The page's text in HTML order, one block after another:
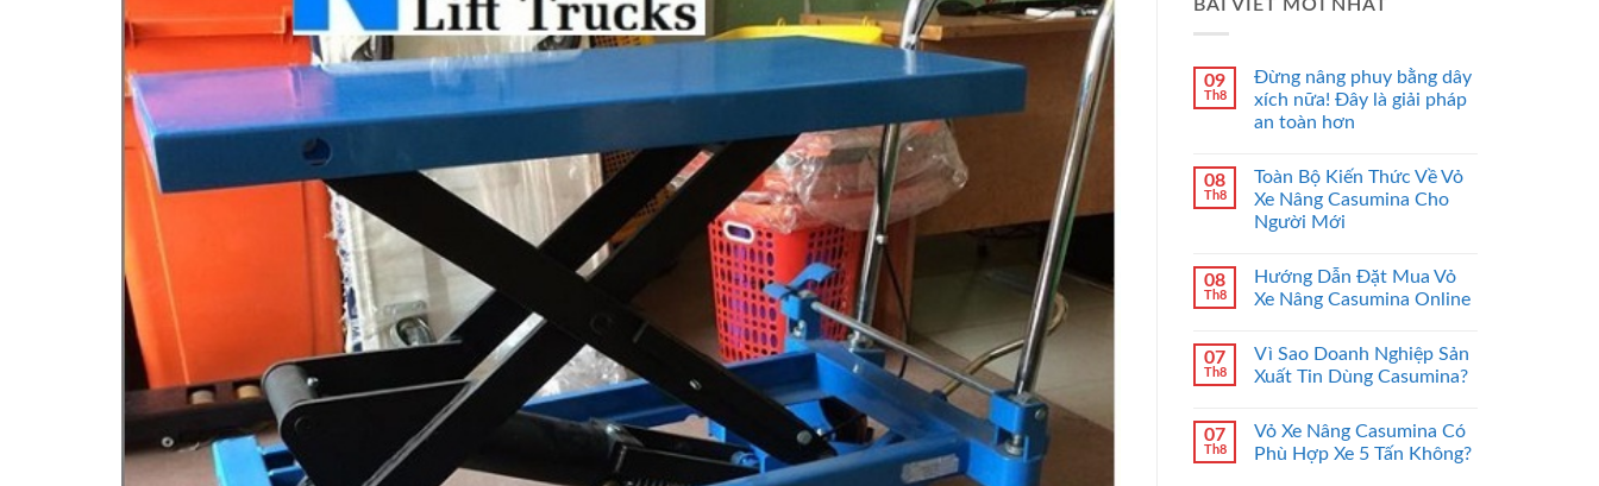
BÀI VIẾT MỚI NHẤT
09
Th8
Đừng nâng phuy bằng dây
xích nữa! Đây là giải pháp
an toàn hơn
08
Th8
Toàn Bộ Kiến Thức Về Vỏ
Xe Nâng Casumina Cho
Người Mới
08
Th8
Hướng Dẫn Đặt Mua Vỏ
Xe Nâng Casumina Online
07
Th8
Vì Sao Doanh Nghiệp Sản
Xuất Tin Dùng Casumina?
07
Th8
Vỏ Xe Nâng Casumina Có
Phù Hợp Xe 5 Tấn Không?